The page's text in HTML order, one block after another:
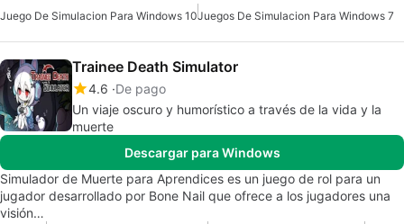
Juego De Simulacion Para Windows 10Juegos De Simulacion Para Windows 7
Trainee Death Simulator
4.6 De pago
Un viaje oscuro y humorístico a través de la vida y la
muerte
Descargar para Windows
Simulador de Muerte para Aprendices es un juego de rol para un
jugador desarrollado por Bone Nail que ofrece a los jugadores una
visión…